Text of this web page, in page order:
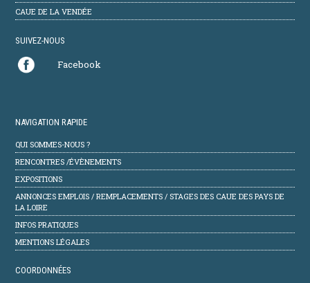
CAUE DE LA VENDÉE
SUIVEZ-NOUS
Facebook
NAVIGATION RAPIDE
QUI SOMMES-NOUS ?
RENCONTRES /ÉVÈNEMENTS
EXPOSITIONS
ANNONCES EMPLOIS / REMPLACEMENTS / STAGES DES CAUE DES PAYS DE
LA LOIRE
INFOS PRATIQUES
MENTIONS LÉGALES
COORDONNÉES